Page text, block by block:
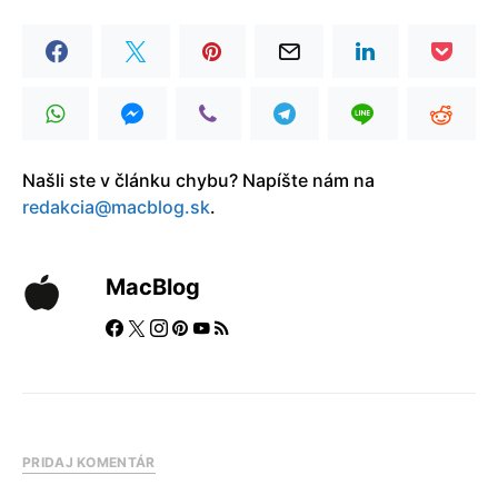
Našli ste v článku chybu? Napíšte nám na
redakcia@macblog.sk.
MacBlog
PRIDAJ KOMENTÁR